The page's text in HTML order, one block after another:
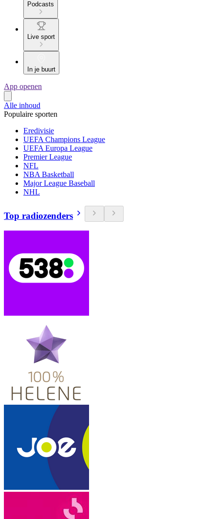
Podcasts
Live sport
In je buurt
App openen
Alle inhoud
Populaire sporten
Eredivisie
UEFA Champions League
UEFA Europa League
Premier League
NFL
NBA Basketball
Major League Baseball
NHL
Top radiozenders